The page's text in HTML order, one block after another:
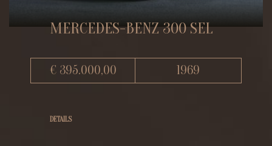
MERCEDES-BENZ 300 SEL
€ 395.000,00 1969
DETAILS